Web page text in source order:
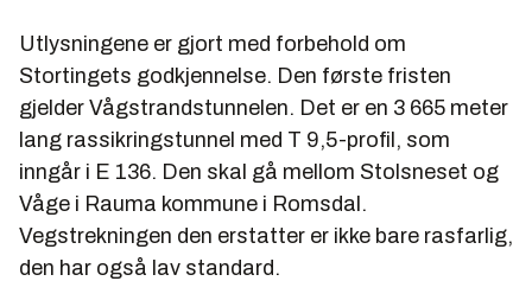
Utlysningene er gjort med forbehold om
Stortingets godkjennelse. Den første fristen
gjelder Vågstrandstunnelen. Det er en 3 665 meter
lang rassikringstunnel med T 9,5-profil, som
inngår i E 136. Den skal gå mellom Stolsneset og
Våge i Rauma kommune i Romsdal.
Vegstrekningen den erstatter er ikke bare rasfarlig,
den har også lav standard.